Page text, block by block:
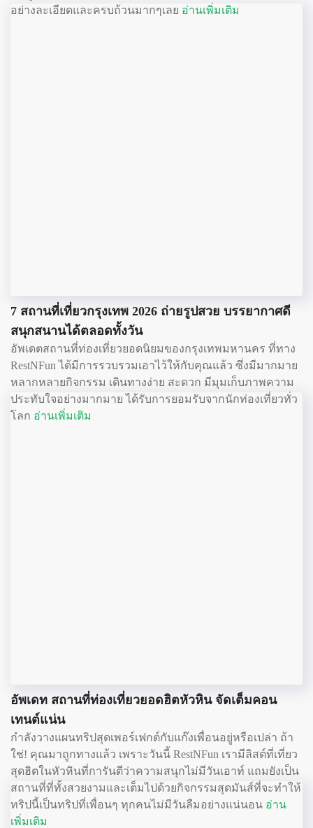
อย่างละเอียดและครบถ้วนมากๆเลย อ่านเพิ่มเติม
7 สถานที่เที่ยวกรุงเทพ 2026 ถ่ายรูปสวย บรรยากาศดี
สนุกสนานได้ตลอดทั้งวัน
อัพเดตสถานที่ท่องเที่ยวยอดนิยมของกรุงเทพมหานคร ที่ทาง
RestNFun ได้มีการรวบรวมเอาไว้ให้กับคุณแล้ว ซึ่งมีมากมาย
หลากหลายกิจกรรม เดินทางง่าย สะดวก มีมุมเก็บภาพความ
ประทับใจอย่างมากมาย ได้รับการยอมรับจากนักท่องเที่ยวทั่ว
โลก อ่านเพิ่มเติม
อัพเดท สถานที่ท่องเที่ยวยอดฮิตหัวหิน จัดเต็มคอน
เทนต์แน่น
กำลังวางแผนทริปสุดเพอร์เฟกต์กับแก๊งเพื่อนอยู่หรือเปล่า ถ้า
ใช่! คุณมาถูกทางแล้ว เพราะวันนี้ RestNFun เรามีลิสต์ที่เที่ยว
สุดฮิตในหัวหินที่การันตีว่าความสนุกไม่มีวันเอาท์ แถมยังเป็น
สถานที่ที่ทั้งสวยงามและเต็มไปด้วยกิจกรรมสุดมันส์ที่จะทำให้
ทริปนี้เป็นทริปที่เพื่อนๆ ทุกคนไม่มีวันลืมอย่างแน่นอน อ่าน
เพิ่มเติม